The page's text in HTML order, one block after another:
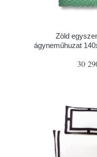
Zöld
ágyneműhuzat
30